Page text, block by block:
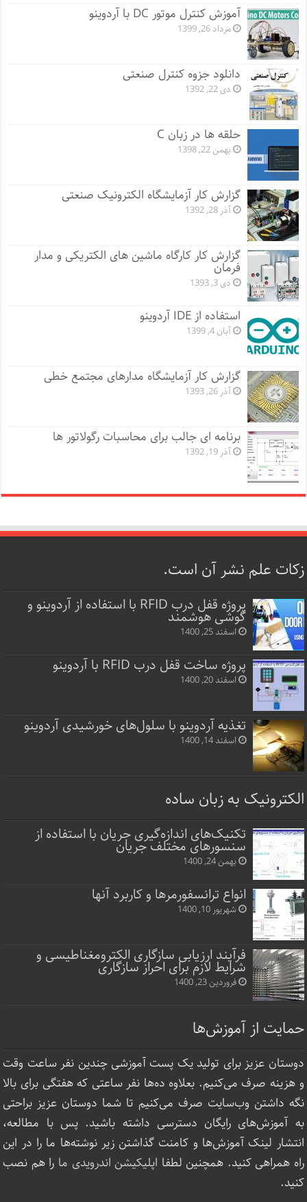
آموزش کنترل موتور DC با آردوینو
مرداد 26, 1399
دانلود جزوه کنترل صنعتی
دی 22, 1392
حلقه ها در زبان C
بهمن 22, 1398
گزارش کار آزمایشگاه الکترونیک صنعتی
آذر 28, 1392
گزارش کار کارگاه ماشین های الکتریکی و مدار
فرمان
دی 3, 1393
استفاده از IDE آردوینو
آبان 4, 1399
گزارش کار آزمایشگاه مدارهای مجتمع خطی
آذر 26, 1393
برنامه ای جالب برای محاسبات رگولاتور ها
آذر 19, 1392
زکات علم نشر آن است.
پروژه قفل‌ درب RFID با استفاده از آردوینو و
گوشی هوشمند
اسفند 25, 1400
پروژه ساخت قفل‌ درب RFID با آردوینو
اسفند 20, 1400
تغذیه آردوینو با سلول‌های خورشیدی آردوینو
اسفند 14, 1400
الکترونیک به زبان ساده
تکنیک‌های اندازه‌گیری جریان با استفاده از
سنسورهای مختلف جریان
بهمن 24, 1400
انواع ترانسفورمرها و کاربرد آنها
شهریور 10, 1400
فرآیند ارزیابی سازگاری الکترومغناطیسی و
شرایط لازم برای احراز سازگاری
فروردین 23, 1400
حمایت از آموزش‌ها
دوستان عزیز برای تولید یک پست آموزشی چندین نفر ساعت‌ وقت
و هزینه صرف می‌کنیم. بعلاوه ده‌ها نفر ساعتی که هفتگی برای بالا
نگه داشتن وب‌سایت صرف ‌می‌کنیم تا شما دوستان عزیز براحتی
به آموزش‌های رایگان دسترسی داشته باشید. پس با مطالعه،
انتشار لینک‌ آموزش‌ها و کامنت گذاشتن زیر نوشته‌‌ها ما را در این
راه همراهی کنید. همچنین لطفا اپلیکیشن اندرویدی ما را هم نصب
کنید.